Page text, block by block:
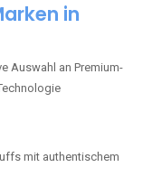
in
Auswahl an Premium-
mit authentischem